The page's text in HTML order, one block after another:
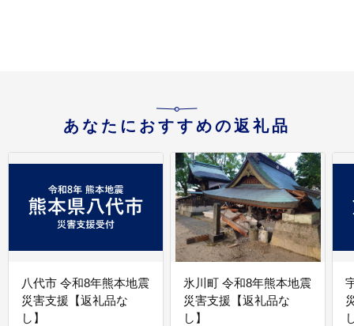
あなたにおすすめの返礼品
八代市 令和8年熊本地震
災害支援【返礼品な
し】
氷川町 令和8年熊本地震
災害支援【返礼品な
し】